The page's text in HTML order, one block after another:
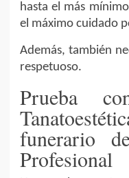
hasta el más
el máximo cuidado
Además, también
respetuoso.
Prueba
funerario
Profesional